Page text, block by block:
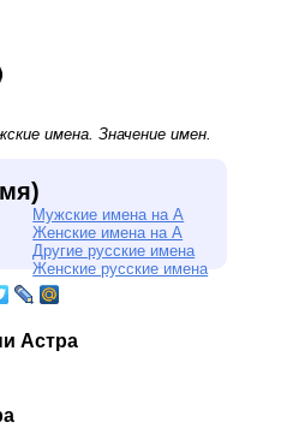
имена. Значение имен.
Мужские имена на А
Женские имена на А
Другие русские имена
Женские русские имена
Астра